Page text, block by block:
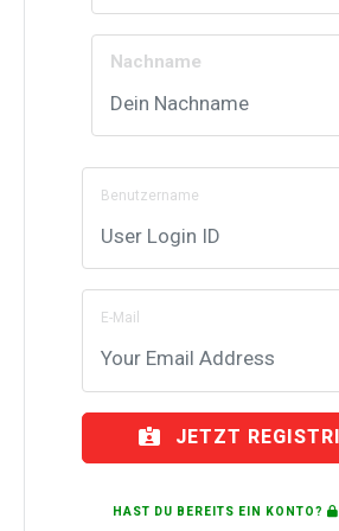
Nachname
Benutzername
E-Mail
JETZT
HAST DU BEREITS EIN KONTO?